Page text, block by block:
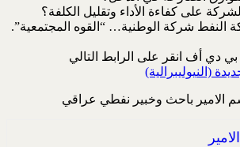
دي أف انقر على الرابط التالي
(النيوليبرالية)
الامير باحث وخبير نفطي عراقي